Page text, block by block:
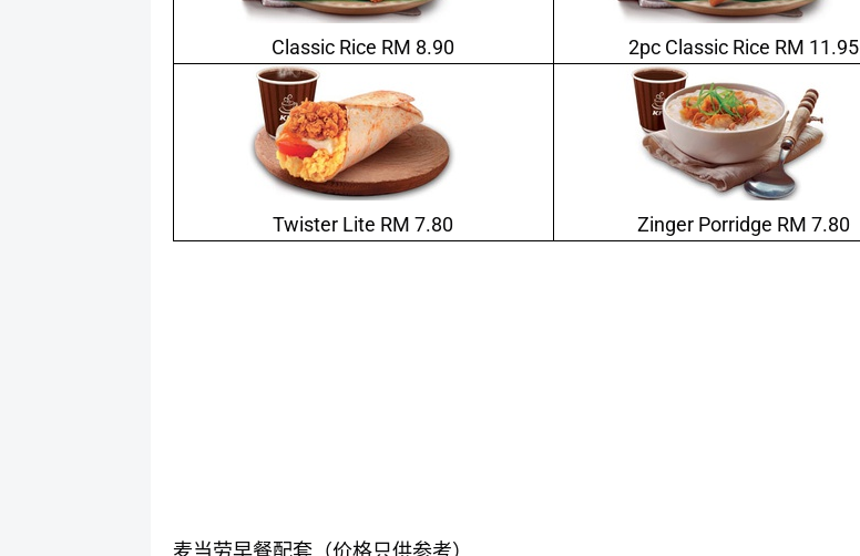
Classic Rice RM 8.90 2pc Classic Rice RM 11.95
Twister Lite RM 7.80 Zinger Porridge RM 7.80
麦当劳早餐配套（价格只供参考）